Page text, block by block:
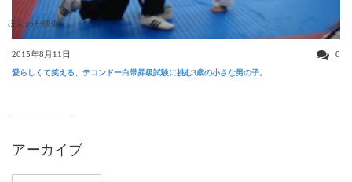
ほんわか映像
2015年8月11日 0
愛らしくて笑える、テコンドー白帯昇級試験に挑む3歳の小さな男の子。
アーカイブ